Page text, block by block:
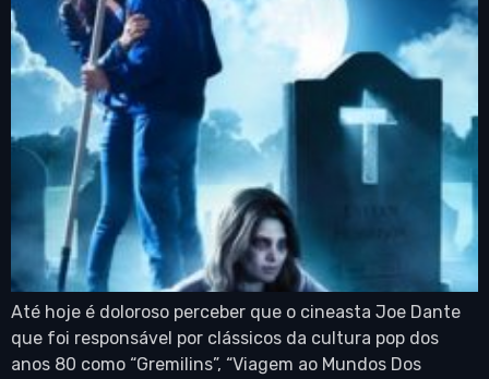
Até hoje é doloroso perceber que o cineasta Joe Dante
que foi responsável por clássicos da cultura pop dos
anos 80 como “Gremilins”, “Viagem ao Mundos Dos